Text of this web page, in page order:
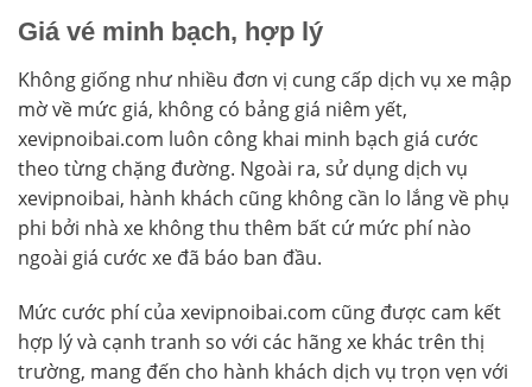
Giá vé minh bạch, hợp lý
Không giống như nhiều đơn vị cung cấp dịch vụ xe mập
mờ về mức giá, không có bảng giá niêm yết,
xevipnoibai.com luôn công khai minh bạch giá cước
theo từng chặng đường. Ngoài ra, sử dụng dịch vụ
xevipnoibai, hành khách cũng không cần lo lắng về phụ
phi bởi nhà xe không thu thêm bất cứ mức phí nào
ngoài giá cước xe đã báo ban đầu.
Mức cước phí của xevipnoibai.com cũng được cam kết
hợp lý và cạnh tranh so với các hãng xe khác trên thị
trường, mang đến cho hành khách dịch vụ trọn vẹn với